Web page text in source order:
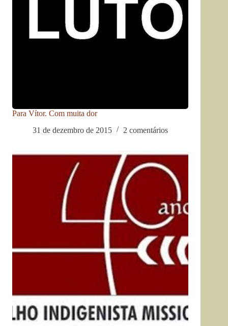
Para Vítor. Com muita dor
31 de dezembro de 2015
2 comentários